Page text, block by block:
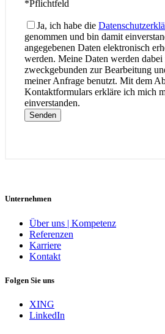
*Pflichtfeld
Ja, ich habe die
genommen und bin damit
angegebenen Daten elektronisch
werden. Meine Daten werden dabei
zweckgebunden zur Bearbeitung
meiner Anfrage benutzt. Mit dem
Kontaktformulars erkläre ich mich
einverstanden.
Senden
Unternehmen
Über uns | Kompetenz
Referenzen
Karriere
Kontakt
Folgen Sie uns
XING
LinkedIn